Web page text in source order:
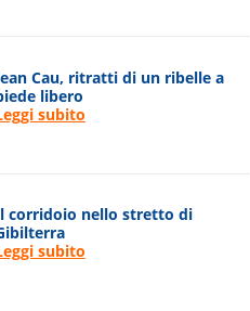
Cau, ritratti di un ribelle a
libero
subito
corridoio nello stretto di
subito